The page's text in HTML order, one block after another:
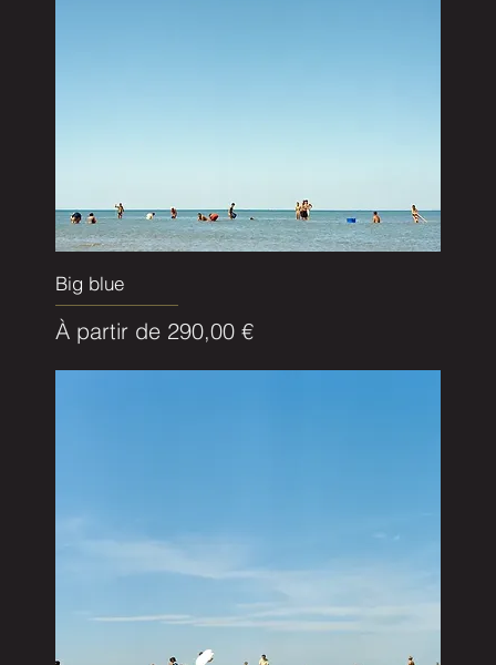
Big blue
À partir de 290,00 €
Prix promotionnel